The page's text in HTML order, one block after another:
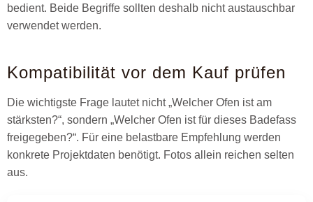
bedient. Beide Begriffe sollten deshalb nicht austauschbar
verwendet werden.
Kompatibilität vor dem Kauf prüfen
Die wichtigste Frage lautet nicht „Welcher Ofen ist am
stärksten?“, sondern „Welcher Ofen ist für dieses Badefass
freigegeben?“. Für eine belastbare Empfehlung werden
konkrete Projektdaten benötigt. Fotos allein reichen selten
aus.